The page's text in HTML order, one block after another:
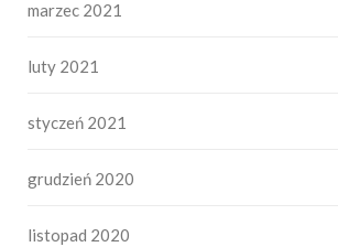
marzec 2021
luty 2021
styczeń 2021
grudzień 2020
listopad 2020